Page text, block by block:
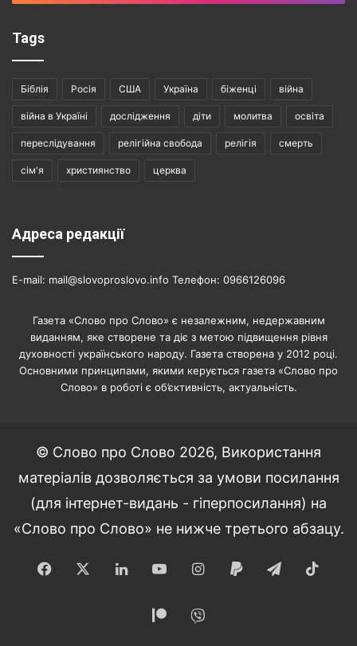
Tags
Біблія Росія США Україна біженці війна
війна в Україні дослідження діти молитва освіта
переслідування релігійна свобода релігія смерть
сім'я християнство церква
Адреса редакції
E-mail: mail@slovoproslovo.info Телефон: 0966126096
Газета «Слово про Слово» є незалежним, недержавним
виданням, яке створене та діє з метою підвищення рівня
духовності українського народу. Газета створена у 2012 році.
Основними принципами, якими керується газета «Слово про
Слово» в роботі є об’єктивність, актуальність.
© Слово про Слово 2026, Використання
матеріалів дозволяється за умови посилання
(для інтернет-видань - гіперпосилання) на
«Слово про Слово» не нижче третього абзацу.
Facebook LinkedInYouTubeInstagram
Paypal Telegram
Patreon